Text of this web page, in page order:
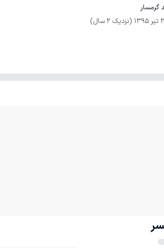
گرمسار
(نزدیک 2 سال)